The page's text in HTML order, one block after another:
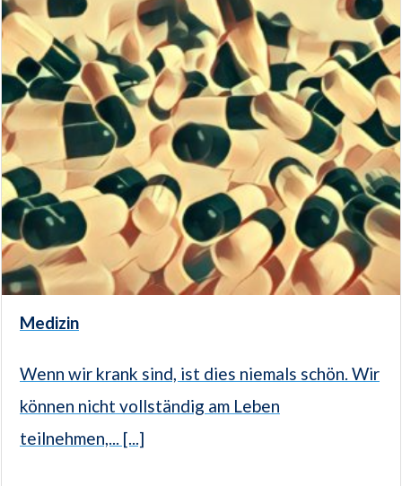
Medizin
Wenn wir krank sind, ist dies niemals schön. Wir
können nicht vollständig am Leben
teilnehmen,... [...]